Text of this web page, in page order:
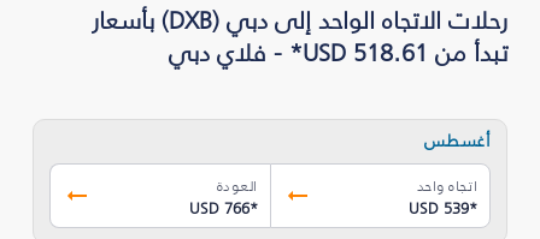
رحلات الاتجاه الواحد إلى دبي (DXB) بأسعار
تبدأ من USD 518.61* - فلاي دبي
أغسطس
اتجاه واحد
USD 539*
العودة
USD 766*